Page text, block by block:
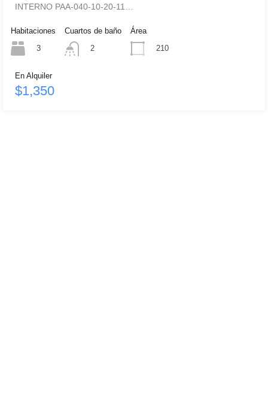
INTERNO PAA-040-10-20-11…
Habitaciones
3
Cuartos de baño
2
Área
210
En Alquiler
$1,350